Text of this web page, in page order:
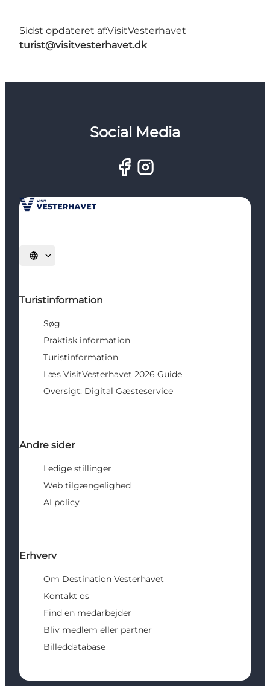
Sidst opdateret af:VisitVesterhavet
turist@visitvesterhavet.dk
Social Media
Vælg sprog
Turistinformation
Søg
Praktisk information
Turistinformation
Læs VisitVesterhavet 2026 Guide
Oversigt: Digital Gæsteservice
Andre sider
Ledige stillinger
Web tilgængelighed
AI policy
Erhverv
Om Destination Vesterhavet
Kontakt os
Find en medarbejder
Bliv medlem eller partner
Billeddatabase